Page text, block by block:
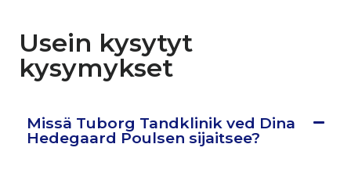
Usein kysytyt
kysymykset
Missä Tuborg Tandklinik ved Dina
Hedegaard Poulsen sijaitsee?